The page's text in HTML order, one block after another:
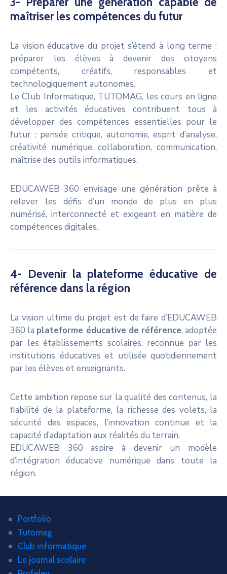
maîtriser les compétences du futur
La vision éducative du projet s’étend à long terme :
préparer les élèves à devenir des citoyens
compétents, créatifs, responsables et
technologiquement autonomes.
Le Club Informatique, TUTOMAG, les cours en ligne
et les activités éducatives contribuent tous à
développer des compétences essentielles pour le
futur : pensée critique, autonomie, esprit d’analyse,
créativité numérique, collaboration, communication,
maîtrise des outils informatiques.
EDUCAWEB 360 envisage une génération prête à
relever les défis d’un monde de plus en plus
numérisé, interconnecté et exigeant en matière de
compétences digitales.
4- Devenir la plateforme éducative de
référence dans la région
La vision ultime du projet est de faire d’EDUCAWEB
360 la plateforme éducative de référence, adoptée
par les établissements scolaires, reconnue par les
institutions éducatives et utilisée quotidiennement
par les élèves et enseignants.
Cette ambition repose sur la qualité des contenus, la
fiabilité de la plateforme, la richesse des volets, la
sécurité des espaces, l’innovation continue et la
capacité d’adaptation aux réalités du terrain.
EDUCAWEB 360 aspire à devenir un modèle
d’intégration éducative numérique dans toute la
région.
Portfolio
Tutomag
Club informatique
Le journal scolaire